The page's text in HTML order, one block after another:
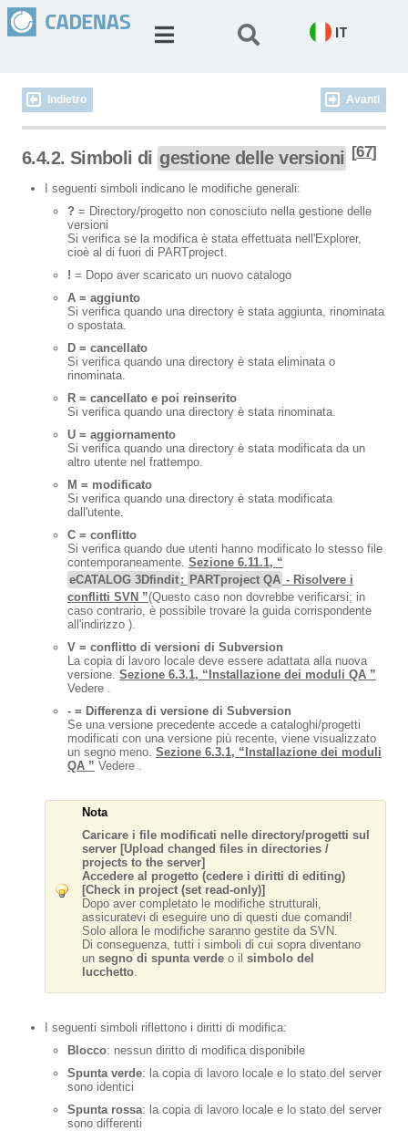
IT
Indietro Avanti
6.4.2. Simboli di gestione delle versioni [67]
I seguenti simboli indicano le modifiche generali:
? = Directory/progetto non conosciuto nella gestione delle
versioni
Si verifica se la modifica è stata effettuata nell'Explorer,
cioè al di fuori di PARTproject.
! = Dopo aver scaricato un nuovo catalogo
A = aggiunto
Si verifica quando una directory è stata aggiunta, rinominata
o spostata.
D = cancellato
Si verifica quando una directory è stata eliminata o
rinominata.
R = cancellato e poi reinserito
Si verifica quando una directory è stata rinominata.
U = aggiornamento
Si verifica quando una directory è stata modificata da un
altro utente nel frattempo.
M = modificato
Si verifica quando una directory è stata modificata
dall'utente.
C = conflitto
Si verifica quando due utenti hanno modificato lo stesso file
contemporaneamente. Sezione 6.11.1, “
eCATALOG 3Dfindit : PARTproject QA - Risolvere i
conflitti SVN ”(Questo caso non dovrebbe verificarsi; in
caso contrario, è possibile trovare la guida corrispondente
all'indirizzo ).
V = conflitto di versioni di Subversion
La copia di lavoro locale deve essere adattata alla nuova
versione. Sezione 6.3.1, “Installazione dei moduli QA ”
Vedere .
- = Differenza di versione di Subversion
Se una versione precedente accede a cataloghi/progetti
modificati con una versione più recente, viene visualizzato
un segno meno. Sezione 6.3.1, “Installazione dei moduli
QA ” Vedere .
Nota
Caricare i file modificati nelle directory/progetti sul
server [Upload changed files in directories /
projects to the server]
Accedere al progetto (cedere i diritti di editing)
[Check in project (set read-only)]
Dopo aver completato le modifiche strutturali,
assicuratevi di eseguire uno di questi due comandi!
Solo allora le modifiche saranno gestite da SVN.
Di conseguenza, tutti i simboli di cui sopra diventano
un segno di spunta verde o il simbolo del
lucchetto
I seguenti simboli riflettono i diritti di modifica:
Blocco: nessun diritto di modifica disponibile
Spunta verde: la copia di lavoro locale e lo stato del server
sono identici
Spunta rossa: la copia di lavoro locale e lo stato del server
sono differenti